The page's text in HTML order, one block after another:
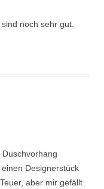
noch sehr gut.
Designerstück
aber mir gefällt